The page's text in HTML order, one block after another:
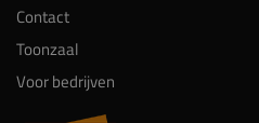
Contact
Toonzaal
Voor bedrijven